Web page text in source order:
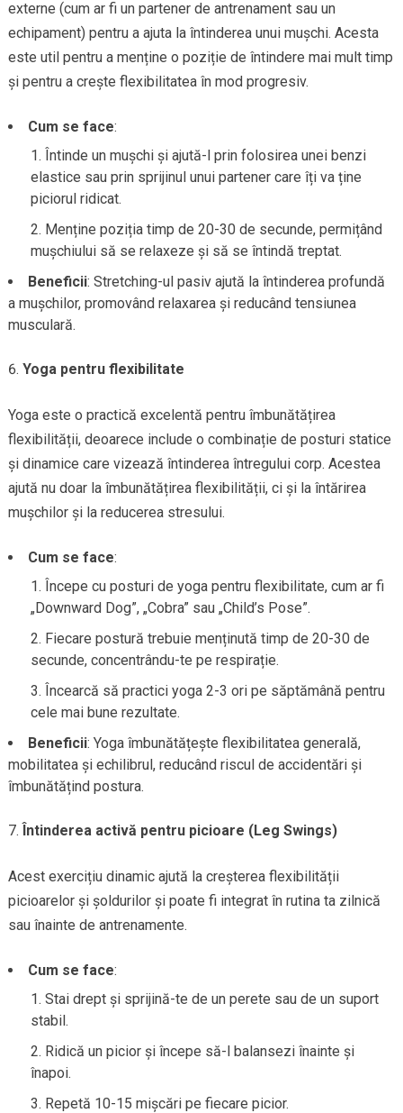
externe (cum ar fi un partener de antrenament sau un
echipament) pentru a ajuta la întinderea unui mușchi. Acesta
este util pentru a menține o poziție de întindere mai mult timp
și pentru a crește flexibilitatea în mod progresiv.
Cum se face:
Întinde un mușchi și ajută-l prin folosirea unei benzi
elastice sau prin sprijinul unui partener care îți va ține
piciorul ridicat.
Menține poziția timp de 20-30 de secunde, permițând
mușchiului să se relaxeze și să se întindă treptat.
Beneficii: Stretching-ul pasiv ajută la întinderea profundă
a mușchilor, promovând relaxarea și reducând tensiunea
musculară.
Yoga pentru flexibilitate
Yoga este o practică excelentă pentru îmbunătățirea
flexibilității, deoarece include o combinație de posturi statice
și dinamice care vizează întinderea întregului corp. Acestea
ajută nu doar la îmbunătățirea flexibilității, ci și la întărirea
mușchilor și la reducerea stresului.
Cum se face:
Începe cu posturi de yoga pentru flexibilitate, cum ar fi
„Downward Dog”, „Cobra” sau „Child’s Pose”.
Fiecare postură trebuie menținută timp de 20-30 de
secunde, concentrându-te pe respirație.
Încearcă să practici yoga 2-3 ori pe săptămână pentru
cele mai bune rezultate.
Beneficii: Yoga îmbunătățește flexibilitatea generală,
mobilitatea și echilibrul, reducând riscul de accidentări și
îmbunătățind postura.
Întinderea activă pentru picioare (Leg Swings)
Acest exercițiu dinamic ajută la creșterea flexibilității
picioarelor și șoldurilor și poate fi integrat în rutina ta zilnică
sau înainte de antrenamente.
Cum se face:
Stai drept și sprijină-te de un perete sau de un suport
stabil.
Ridică un picior și începe să-l balansezi înainte și
înapoi.
Repetă 10-15 mișcări pe fiecare picior.